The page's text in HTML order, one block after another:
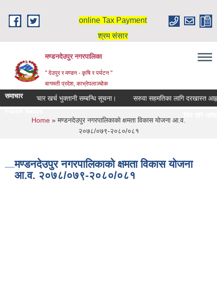
online Tax Payment
श्रम संसार
मण्डनदेउपुर नगरपालिका
" देउपुर र मण्डन - कृषि र पर्यटन "
बागमती प्रदेश, काभ्रेपलाञ्चोक
समाचारमासिक उपचार खर्च भुक्तानी सम्बन्धि सूचना।
सरुवा सहमतिका लागि दरखास्त
स्नातक तहमा
You are here
Home » मण्डनदेउपुर नगरपालिकाकाे क्षमता विकास याेजना आ.व.
२०७८/०७९-२०८०/०८१
मण्डनदेउपुर नगरपालिकाकाे क्षमता विकास याेजना
आ.व. २०७८/०७९-२०८०/०८१